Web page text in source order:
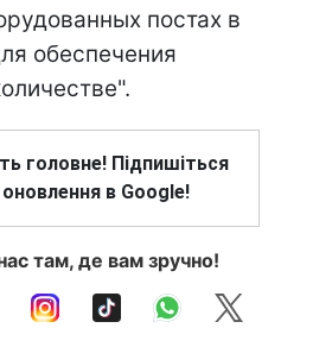
постах в
обеспечения
головне! Підпишіться
в Google!
там, де вам зручно!